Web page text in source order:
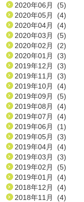
2020年06月 (5)
2020年05月 (4)
2020年04月 (4)
2020年03月 (5)
2020年02月 (2)
2020年01月 (3)
2019年12月 (3)
2019年11月 (3)
2019年10月 (4)
2019年09月 (5)
2019年08月 (4)
2019年07月 (4)
2019年06月 (1)
2019年05月 (3)
2019年04月 (4)
2019年03月 (3)
2019年02月 (5)
2019年01月 (4)
2018年12月 (4)
2018年11月 (4)